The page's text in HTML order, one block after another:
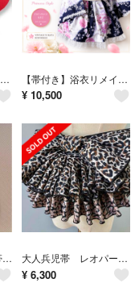
◆美麗つくり帯◆変わり赤えんじ白無地の作り帯◆誰でも手軽に上品おび◆新品 【帯付き】浴衣リメイク セパレート浴衣ドレス 濃紺×紫 花柄 姫ギャル ロリータ レース 一点物 推し活 平成ギャル Y2K
¥ 10,500
創美苑 半幅帯 浴衣帯 麻の葉 モスグリーン 大人兵児帯 レオパード ブラック 長尺ジャガード兵児帯 半幅帯
¥ 6,300